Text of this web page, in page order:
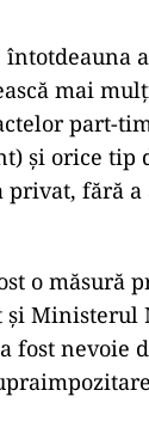
mai
part-
și orice tip
fără a
o măsură
Ministerul
fost nevoie